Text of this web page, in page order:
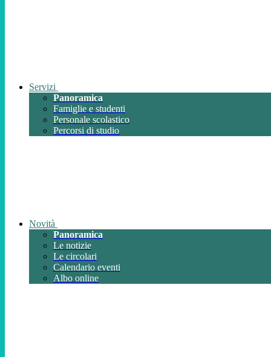
Servizi
Panoramica
Famiglie e studenti
Personale scolastico
Percorsi di studio
Novità
Panoramica
Le notizie
Le circolari
Calendario eventi
Albo online